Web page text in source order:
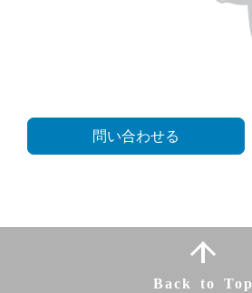
問い合わせる
Back to Top